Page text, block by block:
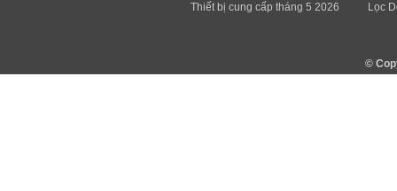
Thiết bị cung cấp tháng 5 2026 Lọc
©